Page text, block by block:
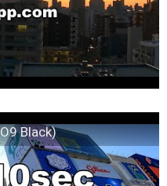
Black)